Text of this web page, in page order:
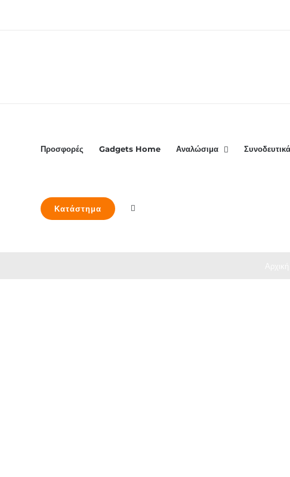
Προσφορές Gadgets Home Αναλώσιμα
Κατάστημα